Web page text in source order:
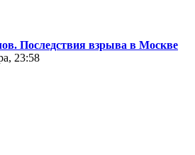
Последствия взрыва в Москве
23:58